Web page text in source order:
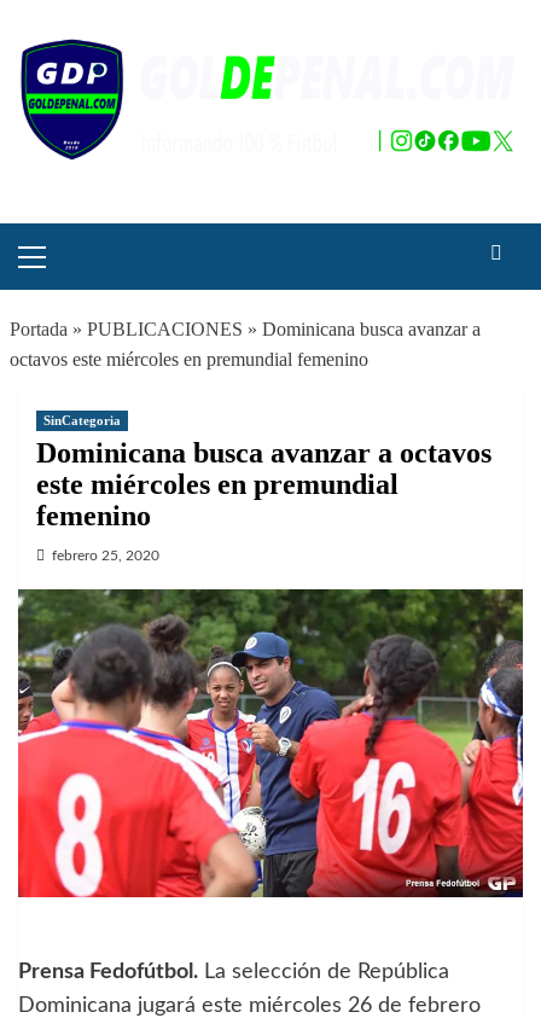
contenido
principal
Portada » PUBLICACIONES » Dominicana busca avanzar a
octavos este miércoles en premundial femenino
SinCategoria
Dominicana busca avanzar a octavos
este miércoles en premundial
femenino
febrero 25, 2020
Prensa Fedofútbol. La selección de República
Dominicana jugará este miércoles 26 de febrero